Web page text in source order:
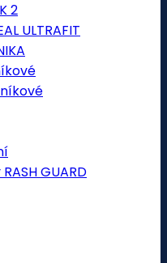
2
ULTRAFIT
GUARD